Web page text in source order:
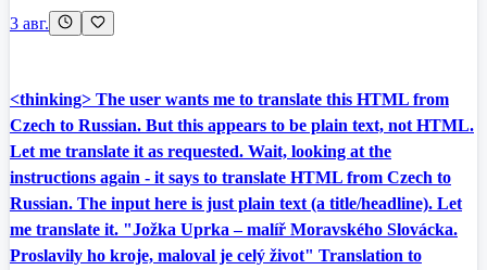
3 авг.
<thinking> The user wants me to translate this HTML from
Czech to Russian. But this appears to be plain text, not HTML.
Let me translate it as requested. Wait, looking at the
instructions again - it says to translate HTML from Czech to
Russian. The input here is just plain text (a title/headline). Let
me translate it. "Jožka Uprka – malíř Moravského Slovácka.
Proslavily ho kroje, maloval je celý život" Translation to